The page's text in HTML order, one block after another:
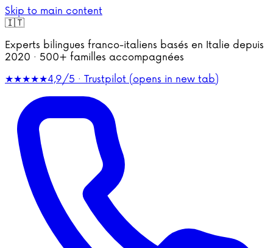
Skip to main content
🇮🇹
Experts bilingues franco-italiens basés en Italie depuis
2020 · 500+ familles accompagnées
★★★★★4,9/5 · Trustpilot (opens in new tab)